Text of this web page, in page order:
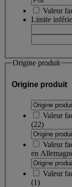
Valeur
Limite
Origine produit
Origine produit
Valeur
(22)
Valeur
en
Valeur
(1)